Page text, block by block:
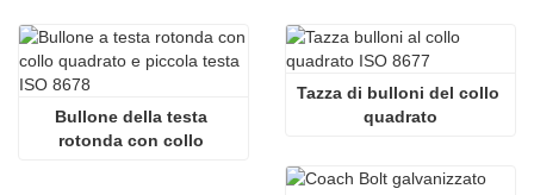
Bullone della testa
rotonda con collo
Tazza di bulloni del collo
quadrato